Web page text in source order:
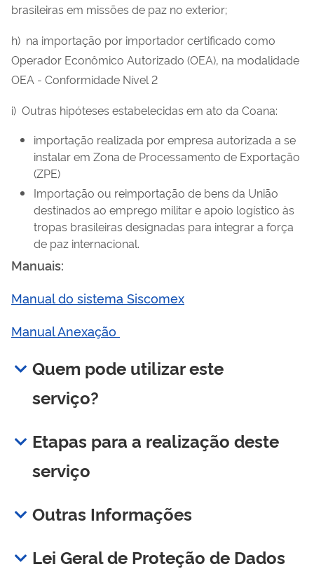
brasileiras em missões de paz no exterior;
h) na importação por importador certificado como
Operador Econômico Autorizado (OEA), na modalidade
OEA - Conformidade Nível 2
i) Outras hipóteses estabelecidas em ato da Coana:
importação realizada por empresa autorizada a se
instalar em Zona de Processamento de Exportação
(ZPE)
Importação ou reimportação de bens da União
destinados ao emprego militar e apoio logístico às
tropas brasileiras designadas para integrar a força
de paz internacional.
Manuais:
Manual do sistema Siscomex
Manual Anexação
Quem pode utilizar este
serviço?
Etapas para a realização deste
serviço
Outras Informações
Lei Geral de Proteção de Dados